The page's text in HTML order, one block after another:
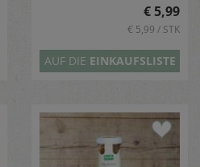
€ 5,99
€ 5,99 / STK
AUF DIE EINKAUFSLISTE